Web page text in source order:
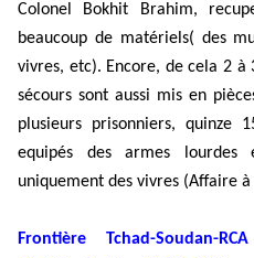
Colonel Bokhit Brahim,
beaucoup de matériels( des
vivres, etc). Encore, de cela 2 à
sécours sont aussi mis en piè
plusieurs prisonniers, quinze
equipés des armes lourdes
uniquement des vivres (Affaire à
Frontière Tchad-Soudan-